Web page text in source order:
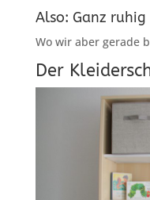
Also: Ganz
Wo wir aber gerade
Der